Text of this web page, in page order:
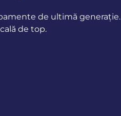
de ultimă generație.
de top.